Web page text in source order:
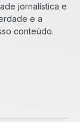
jornalística e
e a
conteúdo.